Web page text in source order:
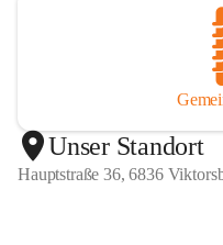
Unser Standort
Hauptstraße 36, 6836